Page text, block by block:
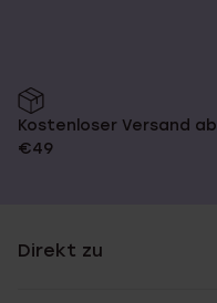
Kostenloser Versand ab
€49
Direkt zu